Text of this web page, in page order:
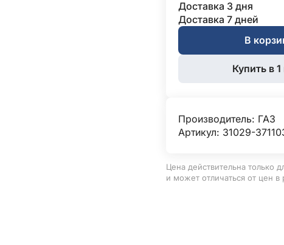
Доставка 3 дня
Доставка 7 дней
В
Купить в
Производитель: ГАЗ
Артикул: 31029-
Цена действительна только
и может отличаться от цен в